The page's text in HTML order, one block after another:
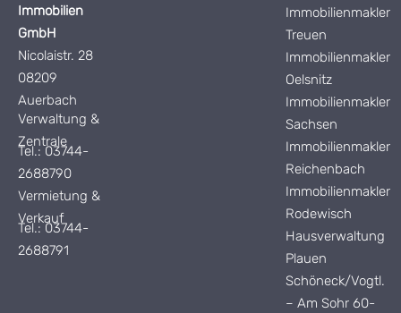
Immobilien
GmbH
Nicolaistr. 28
08209
Auerbach
Verwaltung &
Zentrale
Tel.: 03744-
2688790
Vermietung &
Verkauf
Tel.: 03744-
2688791
Immobilienmakler
Treuen
Immobilienmakler
Oelsnitz
Immobilienmakler
Sachsen
Immobilienmakler
Reichenbach
Immobilienmakler
Rodewisch
Hausverwaltung
Plauen
Schöneck/Vogtl.
– Am Sohr 60-